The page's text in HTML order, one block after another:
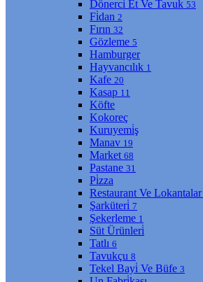
Dönerci̇ Et Ve Tavuk 53
Fi̇dan 2
Fırın 32
Gözleme 5
Hamburger
Hayvancılık 1
Kafe 20
Kasap 11
Köfte
Kokoreç
Kuruyemi̇ş
Manav 19
Market 68
Pastane 31
Pi̇zza
Restaurant Ve Lokantalar
Şarküteri̇ 7
Şekerleme 1
Süt Ürünleri̇
Tatlı 6
Tavukçu 8
Tekel Bayi̇ Ve Büfe 3